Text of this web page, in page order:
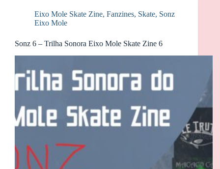
Eixo Mole Skate Zine, Fanzines, Skate, Sonz
Eixo Mole
Sonz 6 – Trilha Sonora Eixo Mole Skate Zine 6